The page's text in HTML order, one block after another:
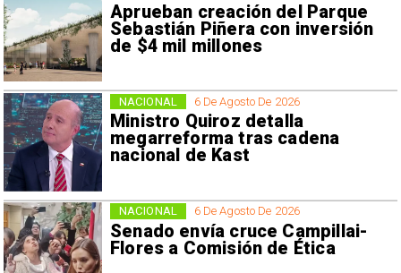
Aprueban creación del Parque
Sebastián Piñera con inversión
de $4 mil millones
6 De Agosto De 2026
Ministro Quiroz detalla
megarreforma tras cadena
nacional de Kast
NACIONAL
6 De Agosto De 2026
Senado envía cruce Campillai-
Flores a Comisión de Ética
NACIONAL